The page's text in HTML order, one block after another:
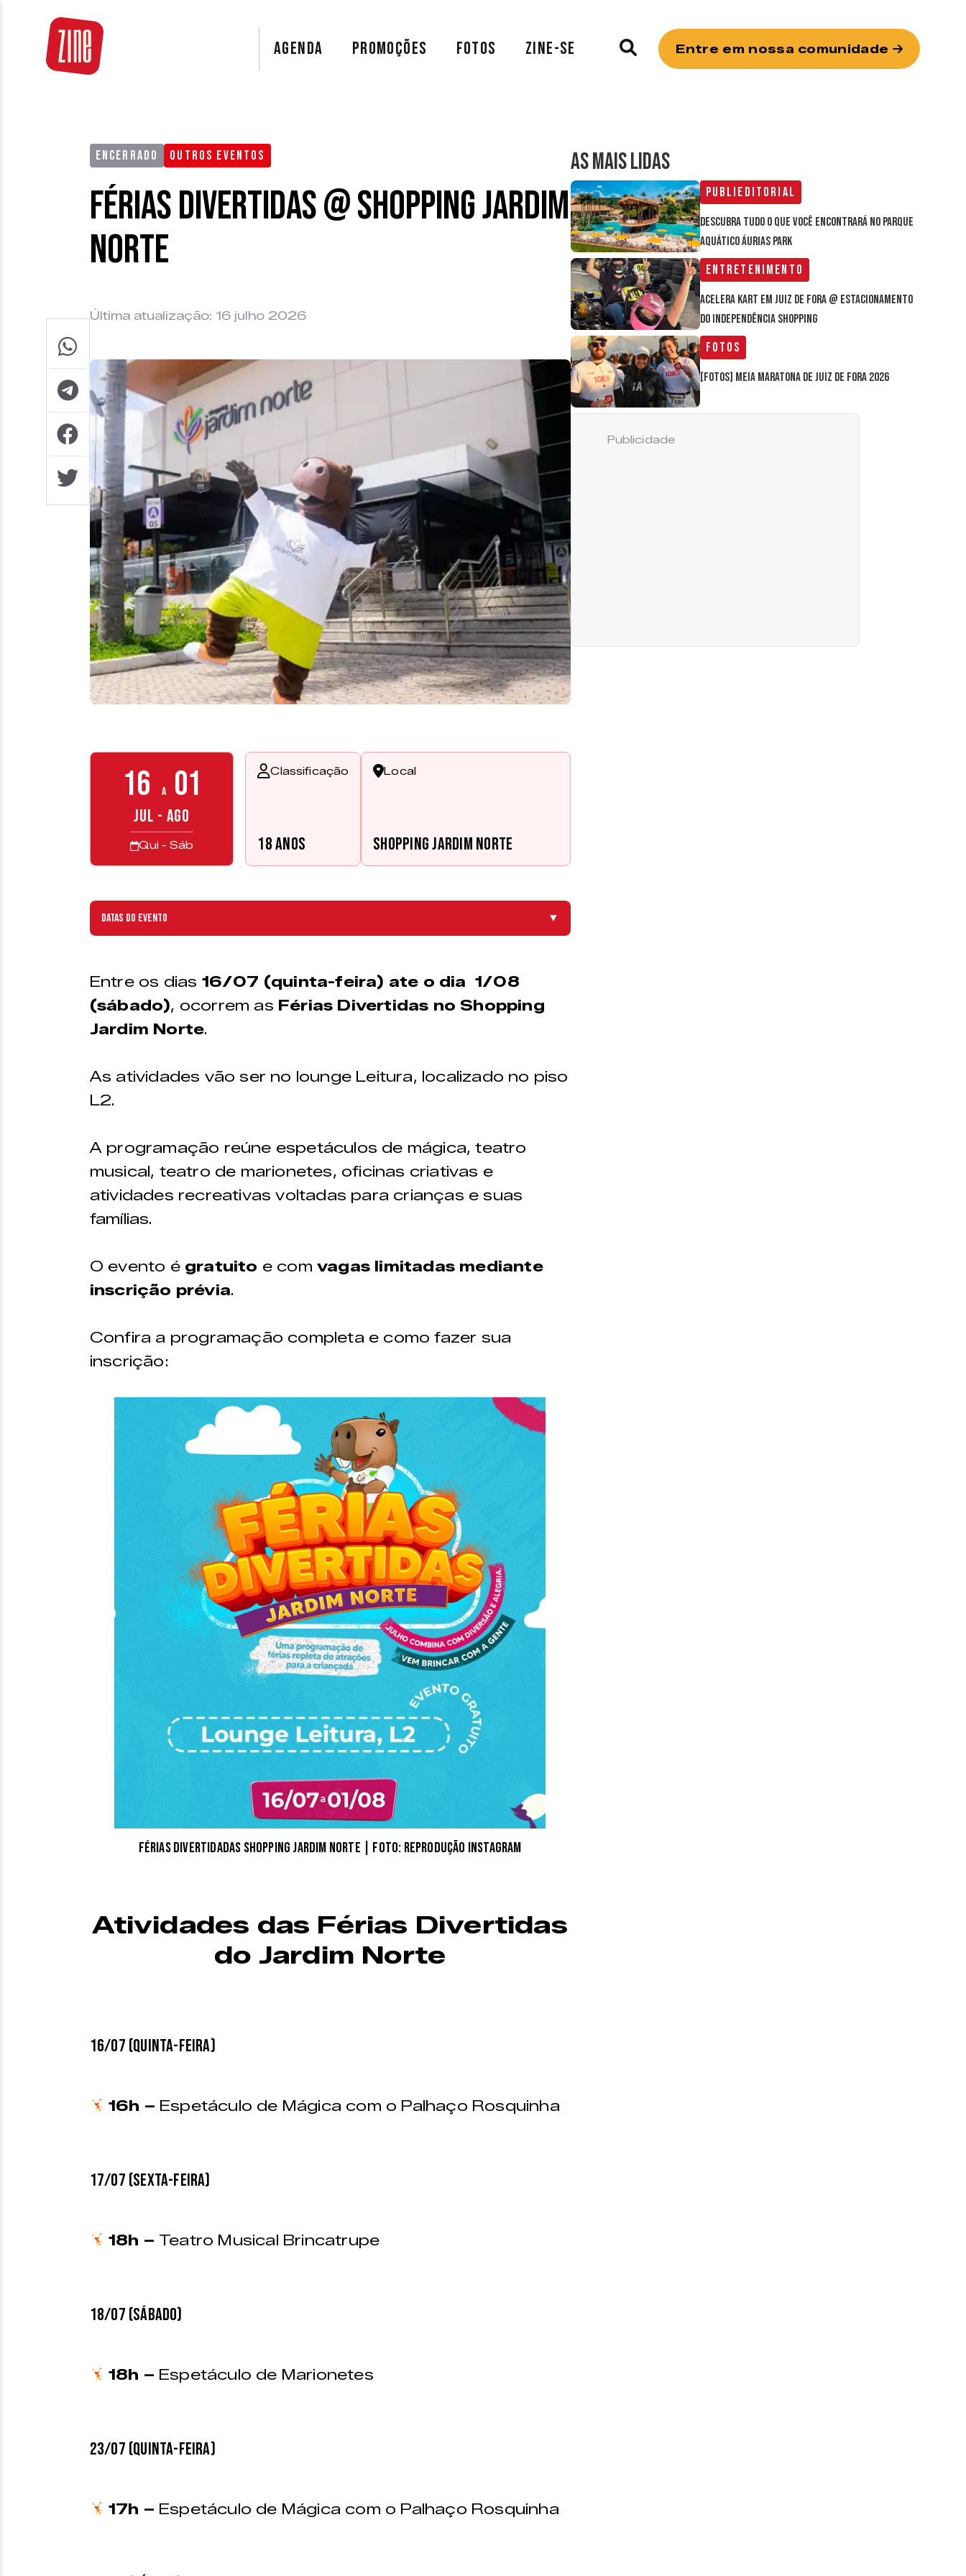
AGENDA PROMOÇÕES FOTOS ZINE-SE Entre em nossa comunidade
ENCERRADO OUTROS EVENTOS
Férias Divertidas @ Shopping Jardim
Norte
Última atualização: 16 julho 2026
16 a 01
JUL - AGO
Qui - Sáb
Classificação
18 anos
Local
Shopping Jardim Norte
Datas do evento ▼
Entre os dias 16/07 (quinta-feira) ate o dia 1/08
(sábado), ocorrem as Férias Divertidas no Shopping
Jardim Norte.
As atividades vão ser no lounge Leitura, localizado no piso
L2.
A programação reúne espetáculos de mágica, teatro
musical, teatro de marionetes, oficinas criativas e
atividades recreativas voltadas para crianças e suas
famílias.
O evento é gratuito e comvagas limitadas mediante
inscrição prévia.
Confira a programação completa e como fazer sua
inscrição:
Férias Divertidadas Shopping Jardim Norte | Foto: reprodução Instagram
Atividades das Férias Divertidas
do Jardim Norte
16/07 (QUINTA-FEIRA)
16h – Espetáculo de Mágica com o Palhaço Rosquinha
17/07 (SEXTA-FEIRA)
18h – Teatro Musical Brincatrupe
18/07 (SÁBADO)
18h – Espetáculo de Marionetes
23/07 (QUINTA-FEIRA)
17h – Espetáculo de Mágica com o Palhaço Rosquinha
AS MAIS LIDAS
Publieditorial
Descubra tudo o que você encontrará no parque
aquático Áurias Park
Entretenimento
Acelera Kart em Juiz de Fora @ estacionamento
do Independência Shopping
Fotos
[FOTOS] Meia Maratona de Juiz de Fora 2026
Publicidade